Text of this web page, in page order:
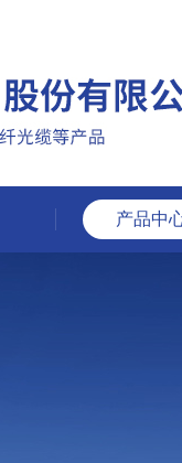
产品中